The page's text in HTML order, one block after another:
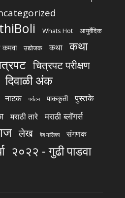
Whats Hot आयुर्वेदिक
उद्योजक कथा कथा
चित्रपट परीक्षण
दिवाळी अंक
नाटक पर्यटन पाककृती पुस्तके
मराठी तारे मराठी ब्लॉगर्स
लेख वेब मालिका संगणक
२०२२ - गुढी पाडवा